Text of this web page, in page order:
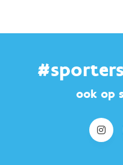
ook op